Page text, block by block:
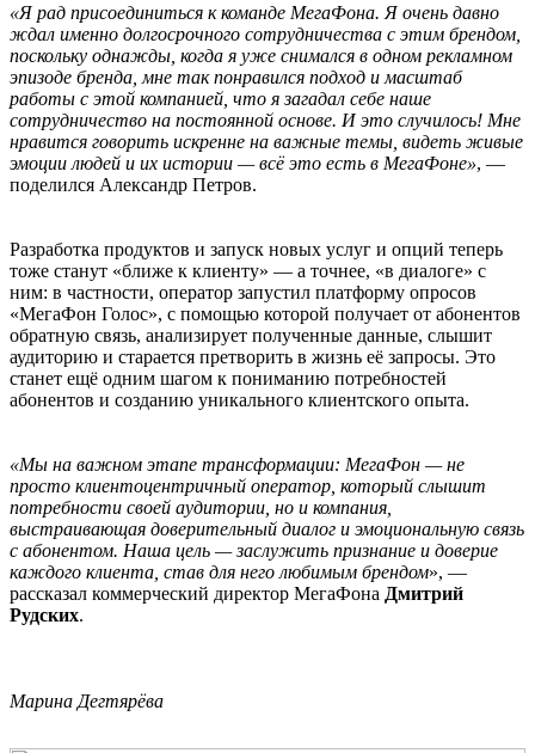
«Я рад присоединиться к команде МегаФона. Я очень давно
ждал именно долгосрочного сотрудничества с этим брендом,
поскольку однажды, когда я уже снимался в одном рекламном
эпизоде бренда, мне так понравился подход и масштаб
работы с этой компанией, что я загадал себе наше
сотрудничество на постоянной основе. И это случилось! Мне
нравится говорить искренне на важные темы, видеть живые
эмоции людей и их истории — всё это есть в МегаФоне», —
поделился Александр Петров.
Разработка продуктов и запуск новых услуг и опций теперь
тоже станут «ближе к клиенту» — а точнее, «в диалоге» с
ним: в частности, оператор запустил платформу опросов
«МегаФон Голос», с помощью которой получает от абонентов
обратную связь, анализирует полученные данные, слышит
аудиторию и старается претворить в жизнь её запросы. Это
станет ещё одним шагом к пониманию потребностей
абонентов и созданию уникального клиентского опыта.
«Мы на важном этапе трансформации: МегаФон — не
просто клиентоцентричный оператор, который слышит
потребности своей аудитории, но и компания,
выстраивающая доверительный диалог и эмоциональную связь
с абонентом. Наша цель — заслужить признание и доверие
каждого клиента, став для него любимым брендом», —
рассказал коммерческий директор МегаФона Дмитрий
Рудских.
Марина Дегтярёва